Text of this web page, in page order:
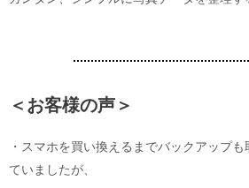
＜お客様の声＞
・スマホを買い換えるまでバックアップ
ていましたが、